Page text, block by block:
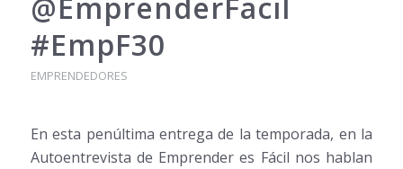
@EmprenderFacil
#EmpF30
EMPRENDEDORES
En esta penúltima entrega de la temporada, en la
Autoentrevista de Emprender es Fácil nos hablan